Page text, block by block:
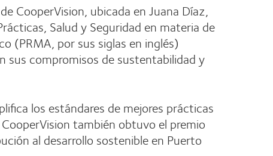
CooperVision, ubicada en Juana Díaz,
Salud y Seguridad en materia de
(PRMA, por sus siglas en inglés)
sus compromisos de sustentabilidad y
los estándares de mejores prácticas
también obtuvo el premio
al desarrollo sostenible en Puerto